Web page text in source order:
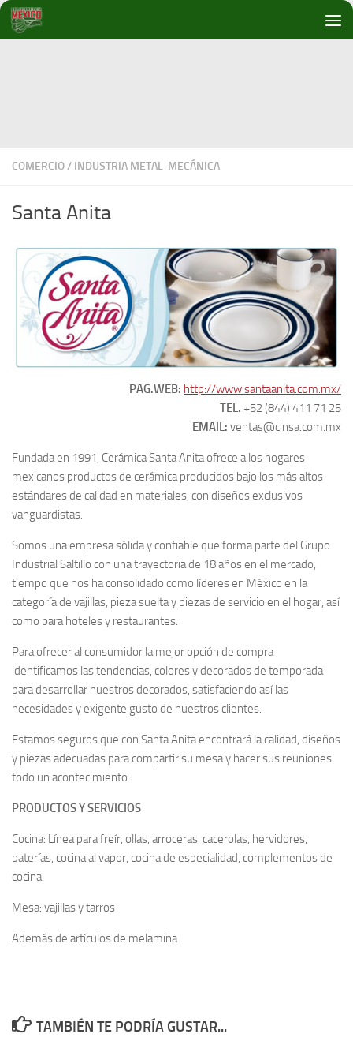
Debajo del contenido
COMERCIO/ INDUSTRIA METAL-MECÁNICA
Santa Anita
PAG.WEB: http://www.santaanita.com.mx/
TEL. +52 (844) 411 71 25
EMAIL: ventas@cinsa.com.mx
Fundada en 1991, Cerámica Santa Anita ofrece a los hogares
mexicanos productos de cerámica producidos bajo los más altos
estándares de calidad en materiales, con diseños exclusivos
vanguardistas.
Somos una empresa sólida y confiable que forma parte del Grupo
Industrial Saltillo con una trayectoria de 18 años en el mercado,
tiempo que nos ha consolidado como líderes en México en la
categoría de vajillas, pieza suelta y piezas de servicio en el hogar, así
como para hoteles y restaurantes.
Para ofrecer al consumidor la mejor opción de compra
identificamos las tendencias, colores y decorados de temporada
para desarrollar nuestros decorados, satisfaciendo así las
necesidades y exigente gusto de nuestros clientes.
Estamos seguros que con Santa Anita encontrará la calidad, diseños
y piezas adecuadas para compartir su mesa y hacer sus reuniones
todo un acontecimiento.
PRODUCTOS Y SERVICIOS
Cocina: Línea para freír, ollas, arroceras, cacerolas, hervidores,
baterías, cocina al vapor, cocina de especialidad, complementos de
cocina.
Mesa: vajillas y tarros
Además de artículos de melamina
TAMBIÉN TE PODRÍA GUSTAR...